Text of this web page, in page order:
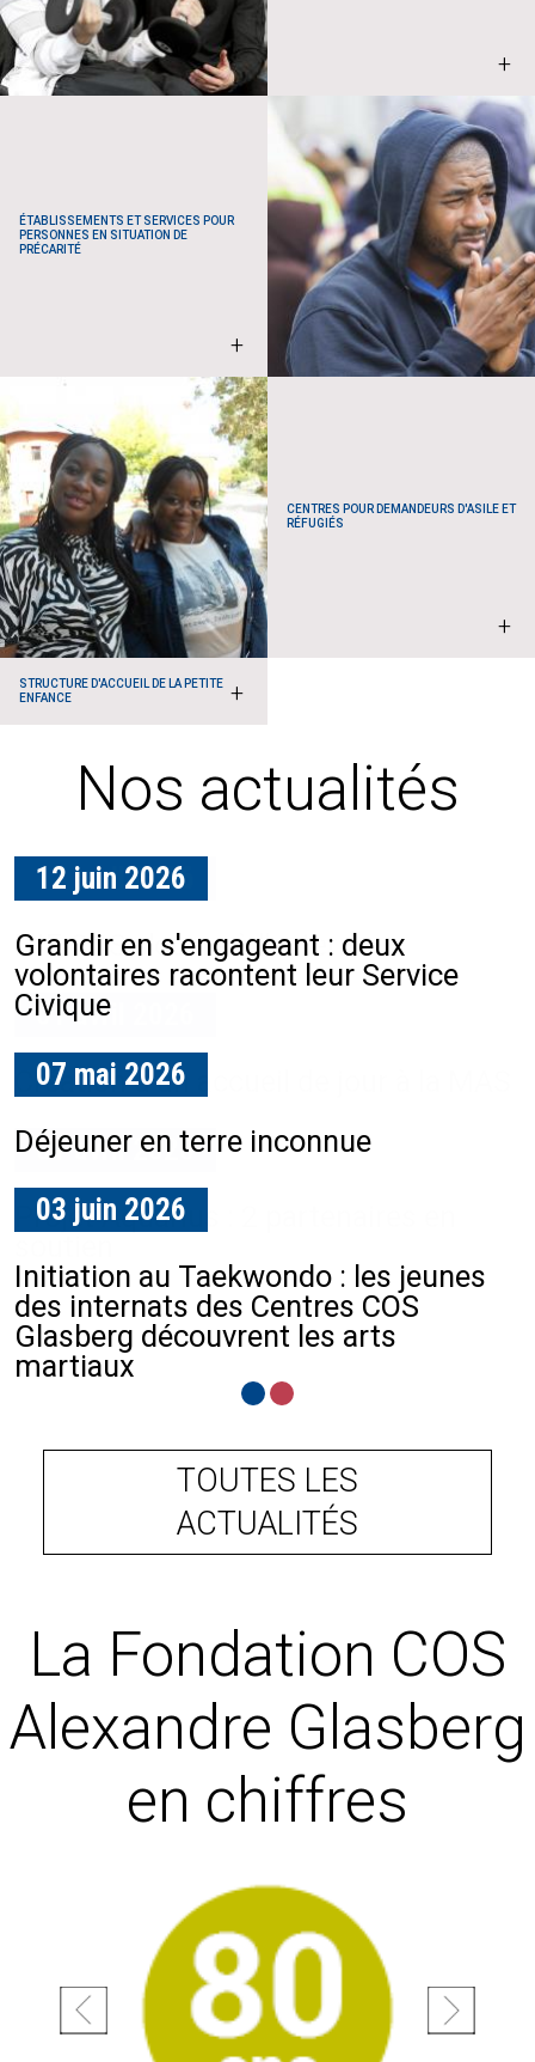
+
ÉTABLISSEMENTS ET SERVICES POUR
PERSONNES EN SITUATION DE
PRÉCARITÉ
+
CENTRES POUR DEMANDEURS D'ASILE ET
RÉFUGIÉS
+
STRUCTURE D'ACCUEIL DE LA PETITE
ENFANCE
+
Nos actualités
12 juin 2026
Grandir en s'engageant : deux
volontaires racontent leur Service
Civique
07 mai 2026
Déjeuner en terre inconnue
03 juin 2026
Initiation au Taekwondo : les jeunes
des internats des Centres COS
Glasberg découvrent les arts
martiaux
17 avril 2026
L'IF COS s'ouvre à l'externe
01 avril 2026
Création d'un accueil de jour à la MAS
01 avril 2026
Projet Aquarius : 2 partenaires en
TOUTES LES
ACTUALITÉS
La Fondation COS
Alexandre Glasberg
en chiffres